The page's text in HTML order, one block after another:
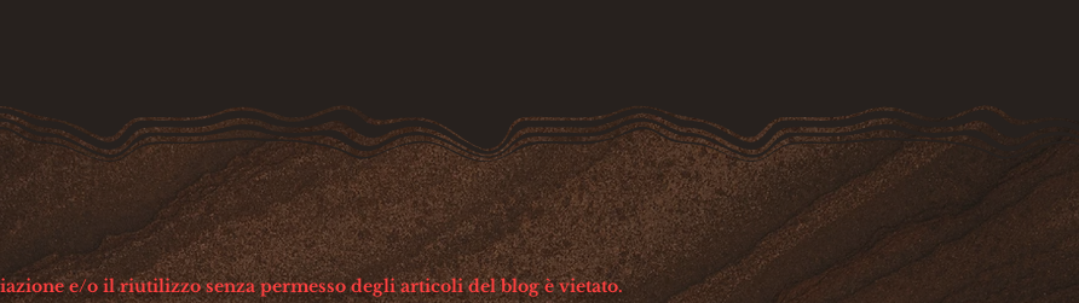
e/o il riutilizzo senza permesso degli articoli del blog è vietato.